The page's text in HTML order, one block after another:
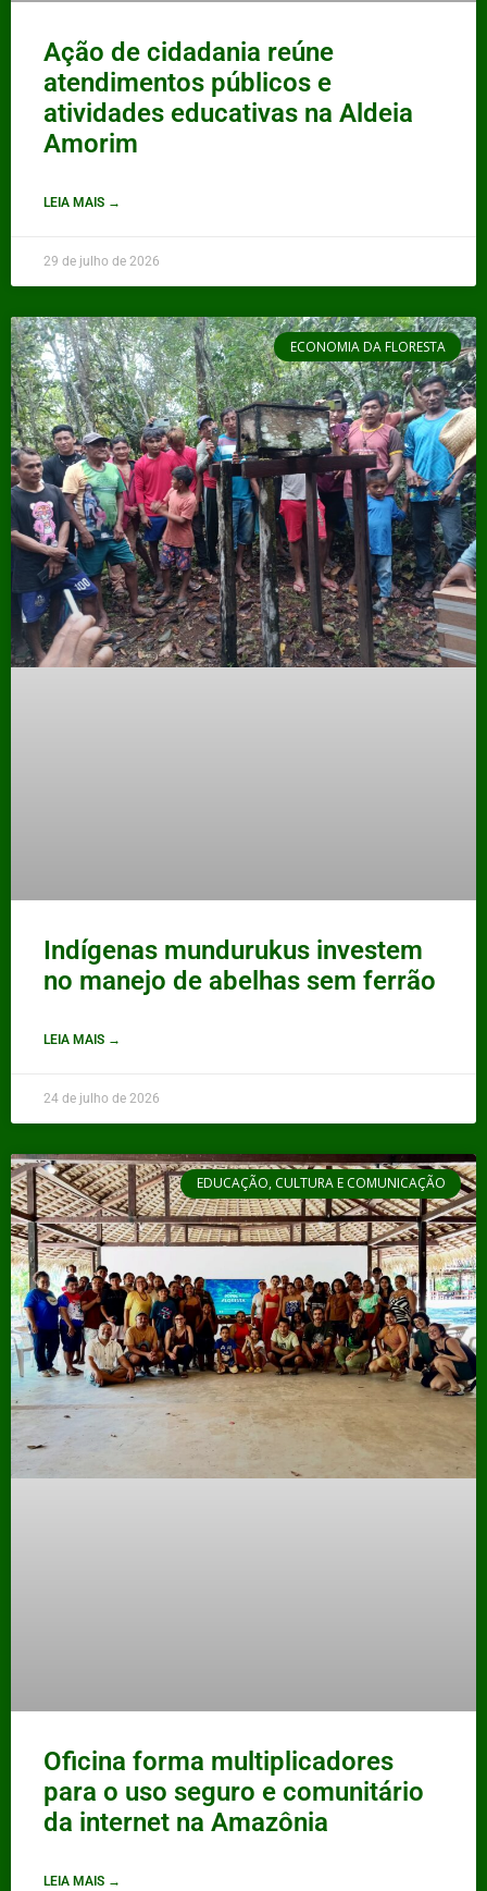
Ação de cidadania reúne
atendimentos públicos e
atividades educativas na Aldeia
Amorim
LEIA MAIS →
29 de julho de 2026
ECONOMIA DA FLORESTA
Indígenas mundurukus investem
no manejo de abelhas sem ferrão
LEIA MAIS →
24 de julho de 2026
EDUCAÇÃO, CULTURA E COMUNICAÇÃO
Oficina forma multiplicadores
para o uso seguro e comunitário
da internet na Amazônia
LEIA MAIS →